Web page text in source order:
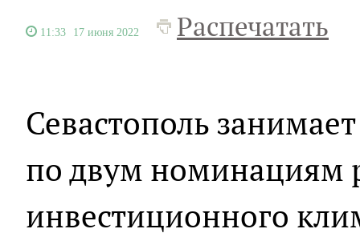
11:33 17 июня 2022 Распечатать
Севастополь
по двум номинациям
инвестиционного